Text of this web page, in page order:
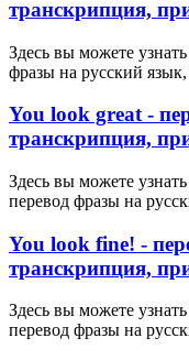
транскрипция,
Здесь вы можете
фразы на русский
You look great -
транскрипция,
Здесь вы можете
перевод фразы на
You look fine! -
транскрипция,
Здесь вы можете
перевод фразы на